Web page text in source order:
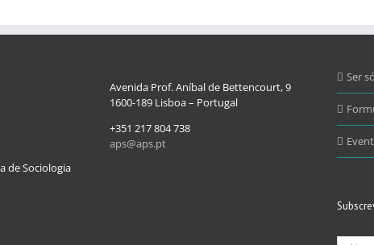
de Sociologia
Avenida Prof. Aníbal de Bettencourt, 9
1600-189 Lisboa – Portugal
+351 217 804 738
aps@aps.pt
Ser